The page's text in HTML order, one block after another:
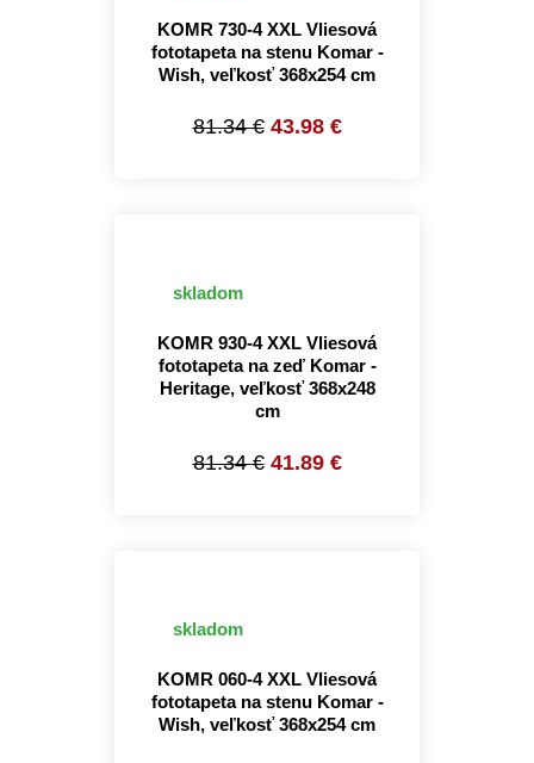
KOMR 730-4 XXL Vliesová
fototapeta na stenu Komar -
Wish, veľkosť 368x254 cm
81.34 € 43.98 €
skladom
KOMR 930-4 XXL Vliesová
fototapeta na zeď Komar -
Heritage, veľkosť 368x248
cm
81.34 € 41.89 €
skladom
KOMR 060-4 XXL Vliesová
fototapeta na stenu Komar -
Wish, veľkosť 368x254 cm